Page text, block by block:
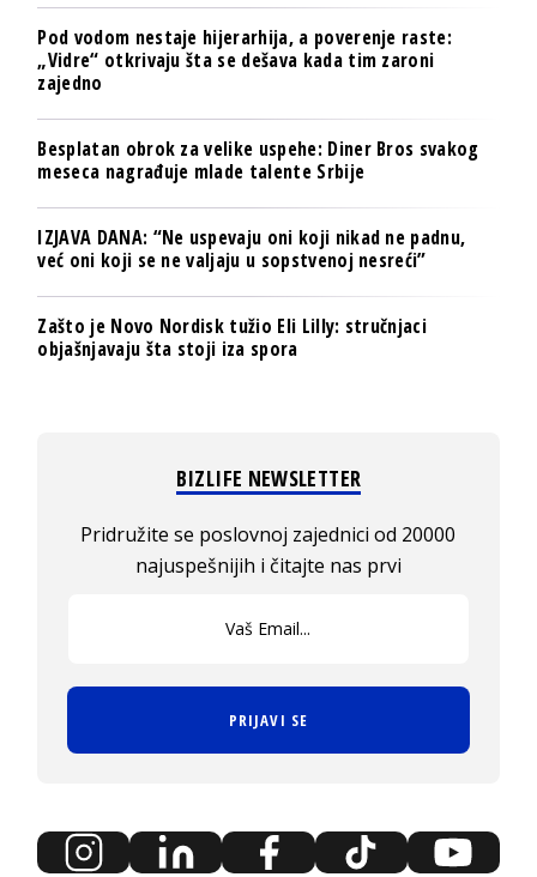
Pod vodom nestaje hijerarhija, a poverenje raste:
„Vidre“ otkrivaju šta se dešava kada tim zaroni
zajedno
Besplatan obrok za velike uspehe: Diner Bros svakog
meseca nagrađuje mlade talente Srbije
IZJAVA DANA: “Ne uspevaju oni koji nikad ne padnu,
već oni koji se ne valjaju u sopstvenoj nesreći”
Zašto je Novo Nordisk tužio Eli Lilly: stručnjaci
objašnjavaju šta stoji iza spora
BIZLIFE NEWSLETTER
Pridružite se poslovnoj zajednici od 20000
najuspešnijih i čitajte nas prvi
PRIJAVI SE